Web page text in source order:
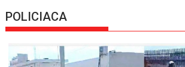
POLICIACA